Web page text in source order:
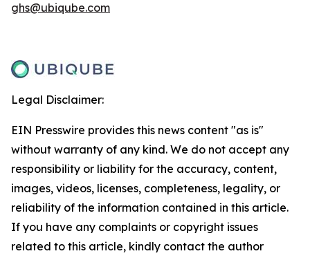
ghs@ubiqube.com
Legal Disclaimer:
EIN Presswire provides this news content "as is"
without warranty of any kind. We do not accept any
responsibility or liability for the accuracy, content,
images, videos, licenses, completeness, legality, or
reliability of the information contained in this article.
If you have any complaints or copyright issues
related to this article, kindly contact the author